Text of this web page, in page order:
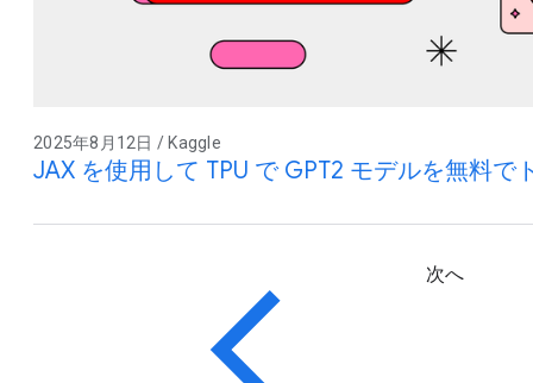
2025年8月12日 / Kaggle
JAX を使用して TPU で GPT2 モデルを無料で
次へ